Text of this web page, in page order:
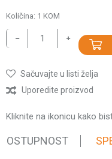
Količina: 1 KOM
Sačuvajte u listi želja
Uporedite proizvod
Kliknite na ikonicu kako